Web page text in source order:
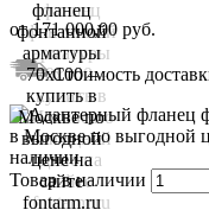
от171 000,00 руб.
Стоимость
Товар в наличии